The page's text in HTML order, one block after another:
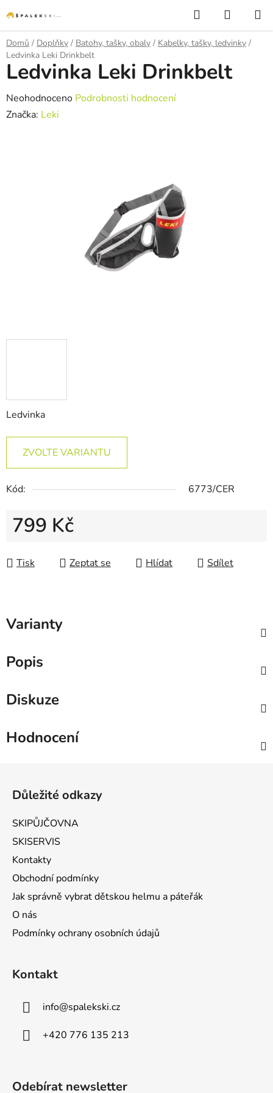
Hledat
Domů / Doplňky / Batohy, tašky, obaly / Kabelky, tašky, ledvinky /
Ledvinka Leki Drinkbelt
Ledvinka
ZVOLTE VARIANTU
Kód: 6773/CER
799 Kč
Tisk
Zeptat se Hlídat Sdílet
Ledvinka Leki Drinkbelt
Průměrné hodnocení produktu je 0,0 z 5 hvězdiček.
Neohodnoceno Podrobnosti hodnocení
Značka: Leki
Varianty
Popis
Diskuze
Hodnocení
Důležité odkazy
SKIPŮJČOVNA
SKISERVIS
Kontakty
Obchodní podmínky
Jak správně vybrat dětskou helmu a páteřák
O nás
Podmínky ochrany osobních údajů
Kontakt
info@spalekski.cz
+420 776 135 213
Odebírat newsletter